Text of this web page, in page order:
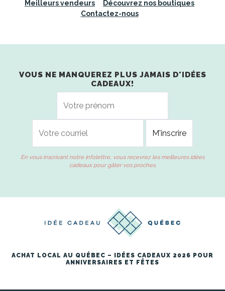
Meilleurs vendeurs
Découvrez nos boutiques
Contactez-nous
VOUS NE MANQUEREZ PLUS JAMAIS D'IDÉES
CADEAUX!
En vous inscrivant notre infolettre, vous recevrez les meilleures idées
cadeaux pour gâter vos proches.
ACHAT LOCAL AU QUÉBEC – IDÉES CADEAUX 2026 POUR
ANNIVERSAIRES ET FÊTES